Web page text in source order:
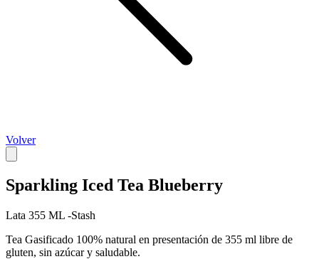
Volver
Sparkling Iced Tea Blueberry
Lata 355 ML -Stash
Tea Gasificado 100% natural en presentación de 355 ml libre de
gluten, sin azúcar y saludable.